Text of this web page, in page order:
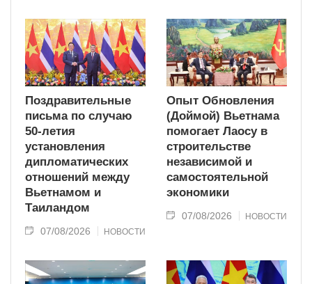
Поздравительные
письма по случаю
50-летия
установления
дипломатических
отношений между
Вьетнамом и
Таиландом
07/08/2026 НОВОСТИ
Опыт Обновления
(Доймой) Вьетнама
помогает Лаосу в
строительстве
независимой и
самостоятельной
экономики
07/08/2026 НОВОСТИ